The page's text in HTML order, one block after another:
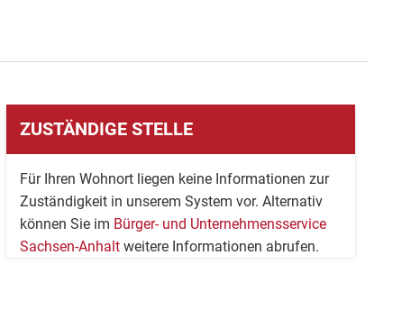
ZUSTÄNDIGE STELLE
Für Ihren Wohnort liegen keine Informationen zur
Zuständigkeit in unserem System vor. Alternativ
können Sie im Bürger- und Unternehmensservice
Sachsen-Anhalt weitere Informationen abrufen.